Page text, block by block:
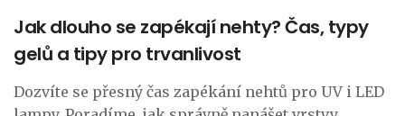
Jak dlouho se zapékají nehty? Čas, typy
gelů a tipy pro trvanlivost
Dozvíte se přesný čas zapékání nehtů pro UV i LED